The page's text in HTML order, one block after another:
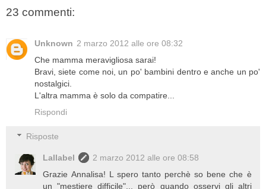
23 commenti:
Unknown 2 marzo 2012 alle ore 08:32
Che mamma meravigliosa sarai!
Bravi, siete come noi, un po' bambini dentro e anche un po'
nostalgici.
L'altra mamma è solo da compatire...
Rispondi
Risposte
Lallabel
2 marzo 2012 alle ore 08:58
Grazie Annalisa! L spero tanto perchè so bene che è
un "mestiere difficile"... però quando osservi gli altri